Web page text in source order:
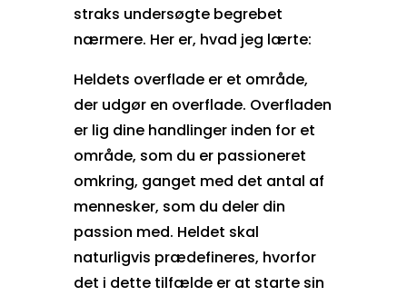
straks undersøgte begrebet
nærmere. Her er, hvad jeg lærte:
Heldets overflade er et område,
der udgør en overflade. Overfladen
er lig dine handlinger inden for et
område, som du er passioneret
omkring, ganget med det antal af
mennesker, som du deler din
passion med. Heldet skal
naturligvis prædefineres, hvorfor
det i dette tilfælde er at starte sin